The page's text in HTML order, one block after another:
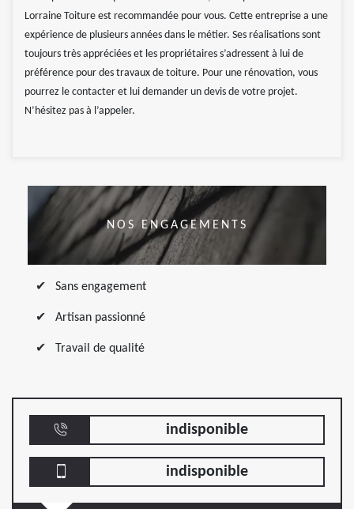
Lorraine Toiture est recommandée pour vous. Cette entreprise a une
expérience de plusieurs années dans le métier. Ses réalisations sont
toujours très appréciées et les propriétaires s’adressent à lui de
préférence pour des travaux de toiture. Pour une rénovation, vous
pourrez le contacter et lui demander un devis de votre projet.
N’hésitez pas à l’appeler.
NOS ENGAGEMENTS
Sans engagement
Artisan passionné
Travail de qualité
indisponible
indisponible